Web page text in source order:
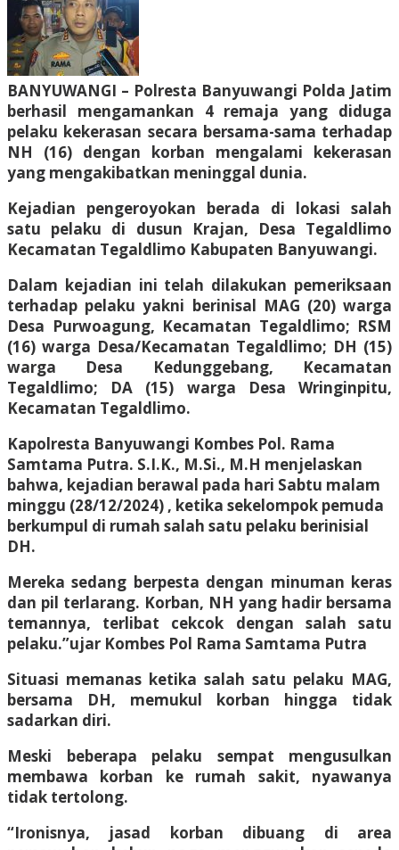
BANYUWANGI – Polresta Banyuwangi Polda Jatim
berhasil mengamankan 4 remaja yang diduga
pelaku kekerasan secara bersama-sama terhadap
NH (16) dengan korban mengalami kekerasan
yang mengakibatkan meninggal dunia.
Kejadian pengeroyokan berada di lokasi salah
satu pelaku di dusun Krajan, Desa Tegaldlimo
Kecamatan Tegaldlimo Kabupaten Banyuwangi.
Dalam kejadian ini telah dilakukan pemeriksaan
terhadap pelaku yakni berinisal MAG (20) warga
Desa Purwoagung, Kecamatan Tegaldlimo; RSM
(16) warga Desa/Kecamatan Tegaldlimo; DH (15)
warga Desa Kedunggebang, Kecamatan
Tegaldlimo; DA (15) warga Desa Wringinpitu,
Kecamatan Tegaldlimo.
Kapolresta Banyuwangi Kombes Pol. Rama
Samtama Putra. S.I.K., M.Si., M.H menjelaskan
bahwa, kejadian berawal pada hari Sabtu malam
minggu (28/12/2024) , ketika sekelompok pemuda
berkumpul di rumah salah satu pelaku berinisial
DH.
Mereka sedang berpesta dengan minuman keras
dan pil terlarang. Korban, NH yang hadir bersama
temannya, terlibat cekcok dengan salah satu
pelaku.”ujar Kombes Pol Rama Samtama Putra
Situasi memanas ketika salah satu pelaku MAG,
bersama DH, memukul korban hingga tidak
sadarkan diri.
Meski beberapa pelaku sempat mengusulkan
membawa korban ke rumah sakit, nyawanya
tidak tertolong.
“Ironisnya, jasad korban dibuang di area